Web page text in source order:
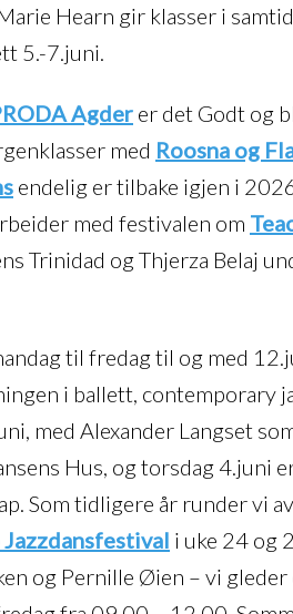
Hearn gir klasser i
5.-7.juni.
Agder er det Godt og
med Roosna og
endelig er tilbake igjen i
med festivalen om
Trinidad og Thjerza Belaj
til fredag til og med
i ballett, contemporary
med Alexander Langset
Hus, og torsdag 4.juni
Som tidligere år runder vi av
i uke 24 og
og Pernille Øien – vi gleder